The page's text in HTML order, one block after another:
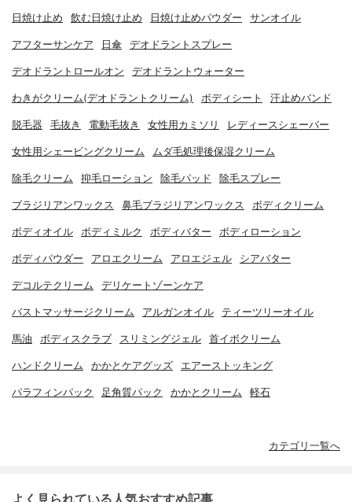
日焼け止め 飲む日焼け止め 日焼け止めパウダー サンオイル
アフターサンケア 日傘 デオドラントスプレー
デオドラントロールオン デオドラントウォーター
わきがクリーム(デオドラントクリーム) ボディシート 汗止めバンド
脱毛器 毛抜き 電動毛抜き 女性用カミソリ レディースシェーバー
女性用シェービングクリーム ムダ毛処理後保湿クリーム
除毛クリーム 抑毛ローション 除毛パッド 除毛スプレー
ブラジリアンワックス 鼻毛ブラジリアンワックス ボディクリーム
ボディオイル ボディミルク ボディバター ボディローション
ボディパウダー アロエクリーム アロエジェル シアバター
デコルテクリーム デリケートゾーンケア
バストマッサージクリーム アルガンオイル ティーツリーオイル
馬油 ボディスクラブ スリミングジェル 首イボクリーム
ハンドクリーム かかとケアグッズ エアーストッキング
パラフィンパック 足角質パック かかとクリーム 軽石
カテゴリ一覧へ